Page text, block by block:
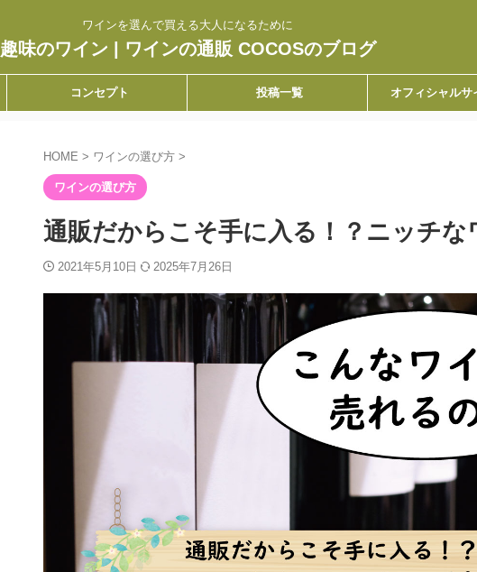
ワインを選んで買える大人になるために
趣味のワイン | ワインの通販 COCOSのブログ
コンセプト 投稿一覧 オフィシャルサ
HOME > ワインの選び方 >
ワインの選び方
通販だからこそ手に入る！？ニッチな
2021年5月10日 2025年7月26日